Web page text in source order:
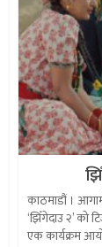
काठमाडौं ।
‘झिँगेदाउ २’
एक कार्यक्रम